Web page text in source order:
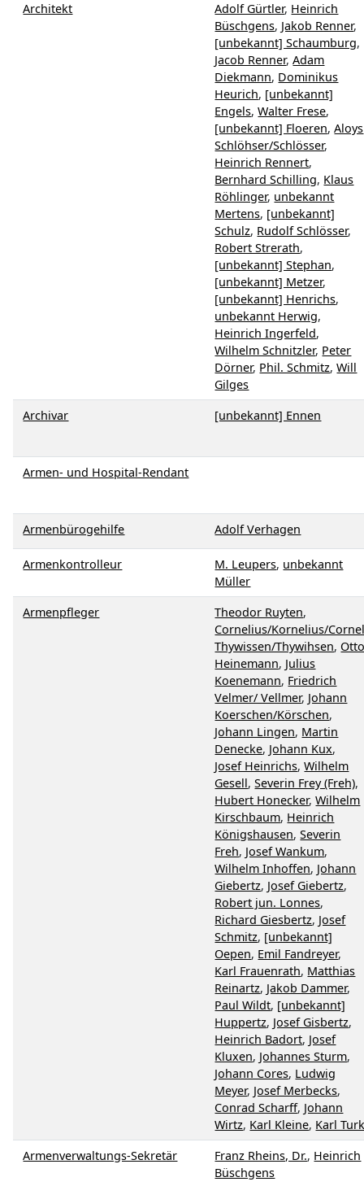
Architekt
Adolf Gürtler, Heinrich
Büschgens, Jakob Renner,
[unbekannt] Schaumburg,
Jacob Renner,Adam
Diekmann, Dominikus
Heurich, [unbekannt]
Engels,Walter Frese,
[unbekannt] Floeren,Aloys
Schlöhser/Schlösser,
Heinrich Rennert,
Bernhard Schilling, Klaus
Röhlinger, unbekannt
Mertens, [unbekannt]
Schulz, Rudolf Schlösser,
Robert Strerath,
[unbekannt] Stephan,
[unbekannt] Metzer,
[unbekannt] Henrichs,
unbekannt Herwig,
Heinrich Ingerfeld,
Wilhelm Schnitzler, Peter
Dörner, Phil. Schmitz,Will
Gilges
Archivar
[unbekannt] Ennen
Armen- und Hospital-Rendant
Armenbürogehilfe Adolf Verhagen
Armenkontrolleur M. Leupers, unbekannt
Müller
Armenpfleger
Theodor Ruyten,
Cornelius/Kornelius/
Thywissen/Thywihsen,
Heinemann, Julius
Koenemann, Friedrich
Velmer/ Vellmer, Johann
Koerschen/Körschen,
Johann Lingen, Martin
Denecke, Johann Kux,
Josef Heinrichs,Wilhelm
Gesell,Severin Frey (Freh),
Hubert Honecker,Wilhelm
Kirschbaum, Heinrich
Königshausen,Severin
Freh, Josef Wankum,
Wilhelm Inhoffen, Johann
Giebertz, Josef Giebertz,
Robert jun. Lonnes,
Richard Giesbertz, Josef
Schmitz, [unbekannt]
Oepen, Emil Fandreyer,
Karl Frauenrath, Matthias
Reinartz, Jakob Dammer,
Paul Wildt, [unbekannt]
Huppertz, Josef Gisbertz,
Heinrich Badort, Josef
Kluxen, Johannes Sturm,
Johann Cores, Ludwig
Meyer, Josef Merbecks,
Conrad Scharff, Johann
Wirtz, Karl Kleine, Karl
Armenverwaltungs-Sekretär
Franz Rheins, Dr., Heinrich
Büschgens